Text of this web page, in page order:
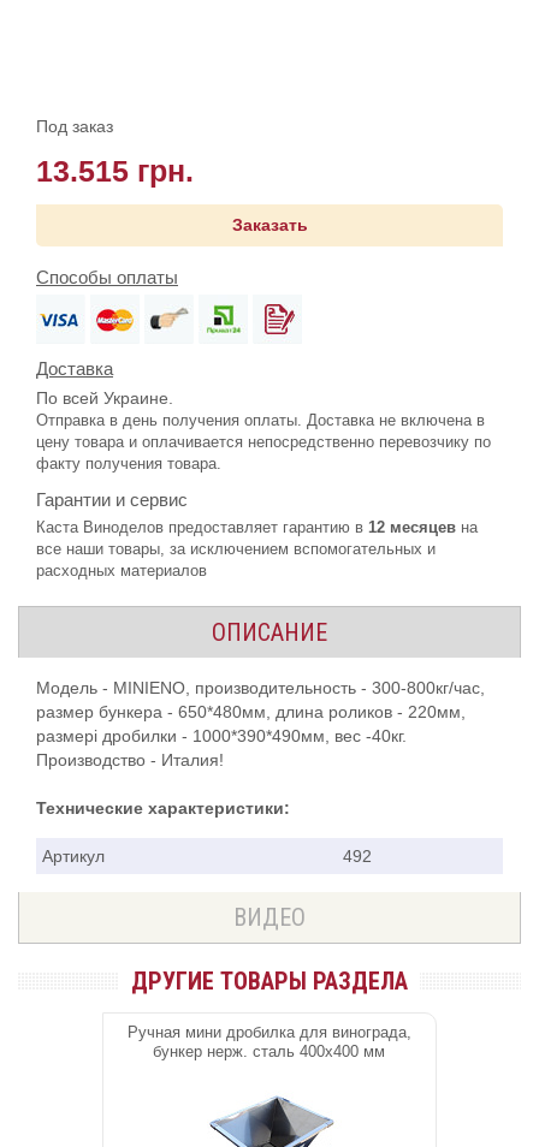
Под заказ
13.515 грн.
Заказать
Способы оплаты
Доставка
По всей Украине.
Отправка в день получения оплаты. Доставка не включена в
цену товара и оплачивается непосредственно перевозчику по
факту получения товара.
Гарантии и сервис
Каста Виноделов предоставляет гарантию в 12 месяцев на
все наши товары, за исключением вспомогательных и
расходных материалов
ОПИСАНИЕ
Модель - MINIENО, производительность - 300-800кг/час,
размер бункера - 650*480мм, длина роликов - 220мм,
размері дробилки - 1000*390*490мм, вес -40кг.
Производство - Италия!
Технические характеристики:
Артикул 492
ВИДЕО
ДРУГИЕ ТОВАРЫ РАЗДЕЛА
Ручная мини дробилка для винограда,
бункер нерж. cталь 400х400 мм